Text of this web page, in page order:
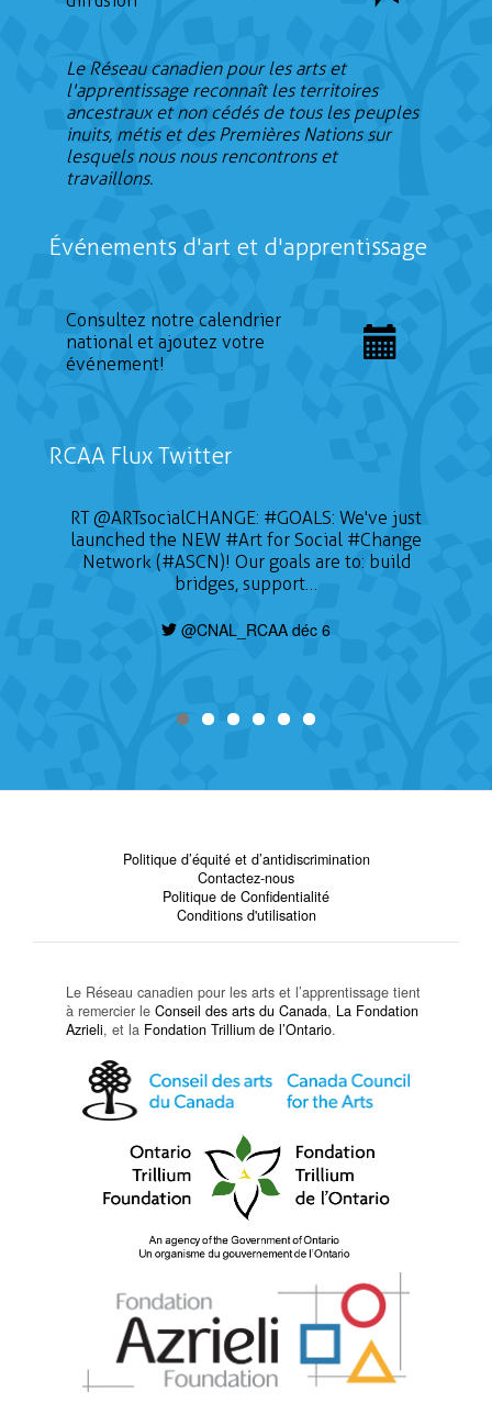
Le Réseau canadien pour les arts et
l'apprentissage reconnaît les territoires
ancestraux et non cédés de tous les peuples
inuits, métis et des Premières Nations sur
lesquels nous nous rencontrons et
travaillons.
Événements d'art et d'apprentissage
Consultez notre calendrier
national et ajoutez votre
événement!
RCAA Flux Twitter
RT@ARTsocialCHANGE: #GOALS: We've just
launched the NEW #Art for Social #Change
Network (#ASCN)! Our goals are to: build
bridges, support…
@CNAL_RCAA déc 6
Politique d’équité et d’antidiscrimination
Contactez-nous
Politique de Confidentialité
Conditions d'utilisation
Le Réseau canadien pour les arts et l’apprentissage tient
à remercier le Conseil des arts du Canada, La Fondation
Azrieli, et la Fondation Trillium de l’Ontario.